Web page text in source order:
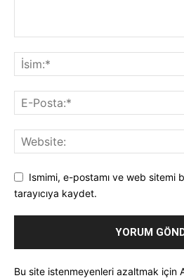
Ismimi, e-postamı ve web sitemi
tarayıcıya kaydet.
Bu site istenmeyenleri azaltmak için